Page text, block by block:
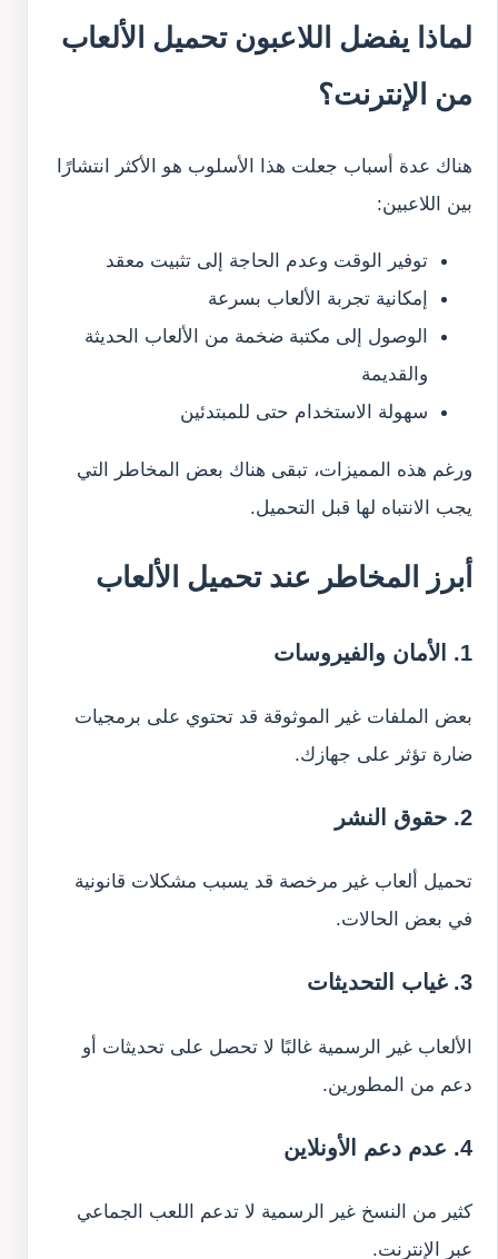
لماذا يفضل اللاعبون تحميل الألعاب
من الإنترنت؟
هناك عدة أسباب جعلت هذا الأسلوب هو الأكثر انتشارًا
بين اللاعبين:
توفير الوقت وعدم الحاجة إلى تثبيت معقد
إمكانية تجربة الألعاب بسرعة
الوصول إلى مكتبة ضخمة من الألعاب الحديثة
والقديمة
سهولة الاستخدام حتى للمبتدئين
ورغم هذه المميزات، تبقى هناك بعض المخاطر التي
يجب الانتباه لها قبل التحميل.
أبرز المخاطر عند تحميل الألعاب
1. الأمان والفيروسات
بعض الملفات غير الموثوقة قد تحتوي على برمجيات
ضارة تؤثر على جهازك.
2. حقوق النشر
تحميل ألعاب غير مرخصة قد يسبب مشكلات قانونية
في بعض الحالات.
3. غياب التحديثات
الألعاب غير الرسمية غالبًا لا تحصل على تحديثات أو
دعم من المطورين.
4. عدم دعم الأونلاين
كثير من النسخ غير الرسمية لا تدعم اللعب الجماعي
عبر الإنترنت.